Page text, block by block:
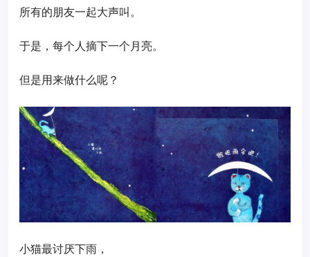
所有的朋友一起大声叫。
于是，每个人摘下一个月亮。
但是用来做什么呢？
小猫最讨厌下雨，